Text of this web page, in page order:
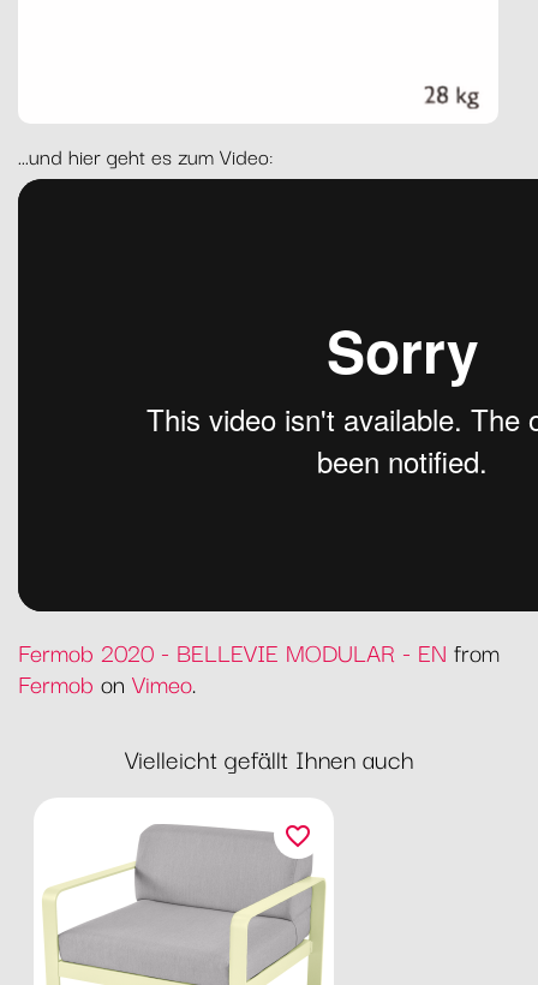
...und hier geht es zum Video:
Fermob 2020 - BELLEVIE MODULAR - EN from
Fermob on Vimeo.
Vielleicht gefällt Ihnen auch
favorite_border